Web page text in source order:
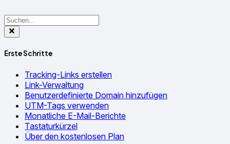
Erste Schritte
Tracking-Links erstellen
Link-Verwaltung
Benutzerdefinierte Domain hinzufügen
UTM-Tags verwenden
Monatliche E-Mail-Berichte
Tastaturkürzel
Über den kostenlosen Plan